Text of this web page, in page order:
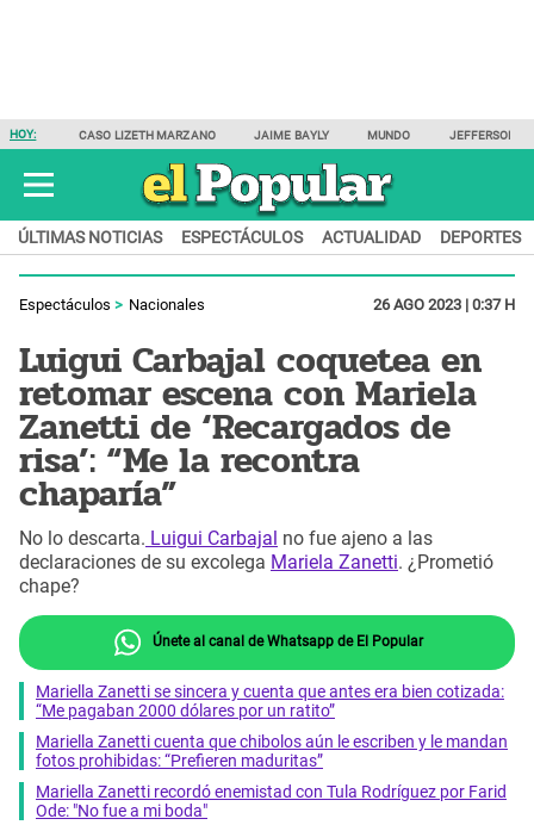
HOY: CASO LIZETH MARZANO JAIME BAYLY MUNDO JEFFERSON
ÚLTIMAS NOTICIAS ESPECTÁCULOS ACTUALIDAD DEPORTES
Espectáculos Nacionales 26 AGO 2023 | 0:37 H
Luigui Carbajal coquetea en
retomar escena con Mariela
Zanetti de ‘Recargados de
risa’: “Me la recontra
chaparía”
No lo descarta. Luigui Carbajal no fue ajeno a las
declaraciones de su excolega Mariela Zanetti. ¿Prometió
chape?
Únete al canal de Whatsapp de El Popular
Mariella Zanetti se sincera y cuenta que antes era bien cotizada:
“Me pagaban 2000 dólares por un ratito”
Mariella Zanetti cuenta que chibolos aún le escriben y le mandan
fotos prohibidas: “Prefieren maduritas”
Mariella Zanetti recordó enemistad con Tula Rodríguez por Farid
Ode: "No fue a mi boda"